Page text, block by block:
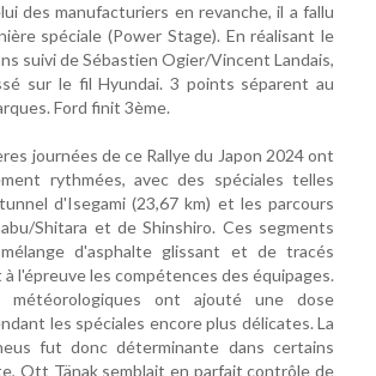
des manufacturiers en revanche, il a fallu
spéciale (Power Stage). En réalisant le
suivi de Sébastien Ogier/Vincent Landais,
sur le fil Hyundai. 3 points séparent au
Ford finit 3ème.
journées de ce Rallye du Japon 2024 ont
rythmées, avec des spéciales telles
d'Isegami (23,67 km) et les parcours
Shitara et de Shinshiro. Ces segments
d'asphalte glissant et de tracés
l'épreuve les compétences des équipages.
météorologiques ont ajouté une dose
les spéciales encore plus délicates. La
fut donc déterminante dans certains
Ott Tänak semblait en parfait contrôle de